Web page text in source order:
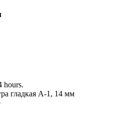
hours.
гладкая А-1, 14 мм